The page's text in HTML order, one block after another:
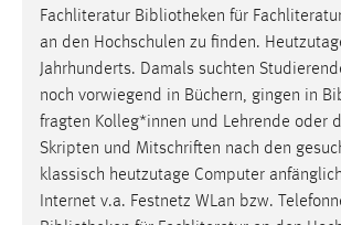
Fachliteratur Bibliotheken für
an den Hochschulen zu finden.
Jahrhunderts. Damals suchten
noch vorwiegend in Büchern, gingen in
fragten Kolleg*innen und Lehrende oder
Skripten und Mitschriften nach den
klassisch heutzutage Computer
Internet v.a. Festnetz WLan bzw.
Login
fe_user, be_user, be_lastLoginProvider
Zweck: